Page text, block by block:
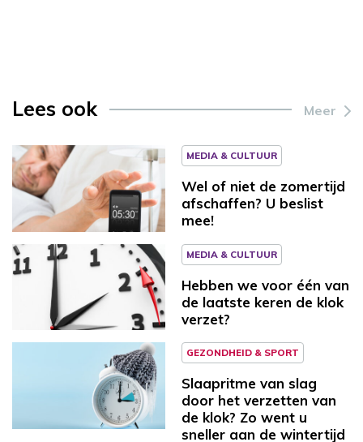
Lees ook Meer
MEDIA & CULTUUR
Wel of niet de zomertijd
afschaffen? U beslist
mee!
MEDIA & CULTUUR
Hebben we voor één van
de laatste keren de klok
verzet?
GEZONDHEID & SPORT
Slaapritme van slag
door het verzetten van
de klok? Zo went u
sneller aan de wintertijd